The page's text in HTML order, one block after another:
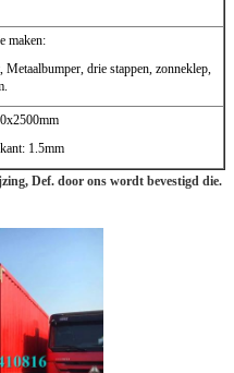
maken:
drie stappen, zonneklep,
1.5mm
Def. door ons wordt bevestigd die.